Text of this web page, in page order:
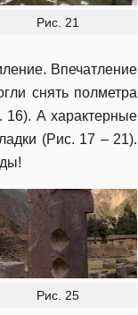
Рис. 21
Впечатление
снять полметра
16). А характерные
(Рис. 17 – 21).
Рис. 25